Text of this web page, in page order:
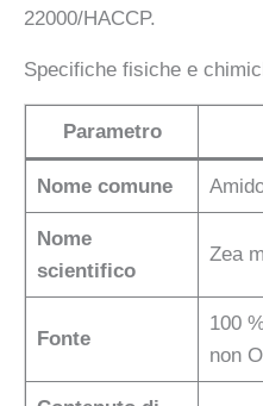
22000/HACCP.
Specifiche fisiche e
Parametro
Nome comune
Nome
scientifico
Zea
Fonte
100
non